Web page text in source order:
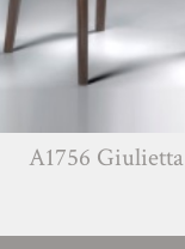
A1756 Giulietta